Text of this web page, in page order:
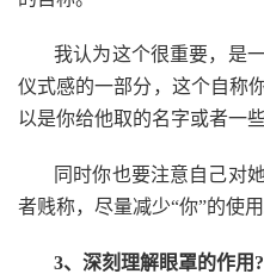
我认为这个很重要，是
仪式感的一部分，这个自称
以是你给他取的名字或者一
同时你也要注意自己对
者贱称，尽量减少“你”的使用
3、深刻理解眼罩的作用?